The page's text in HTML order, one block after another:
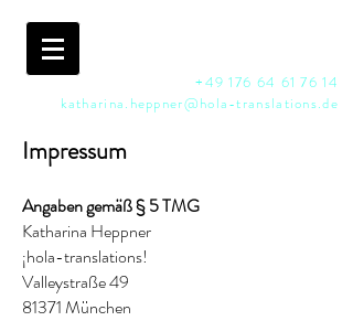
+49 176 64 61 76 14
katharina.heppner@hola-translations.de
Impressum
Angaben gemäß § 5 TMG
Katharina Heppner
¡hola-translations!
Valleystraße 49
81371 München